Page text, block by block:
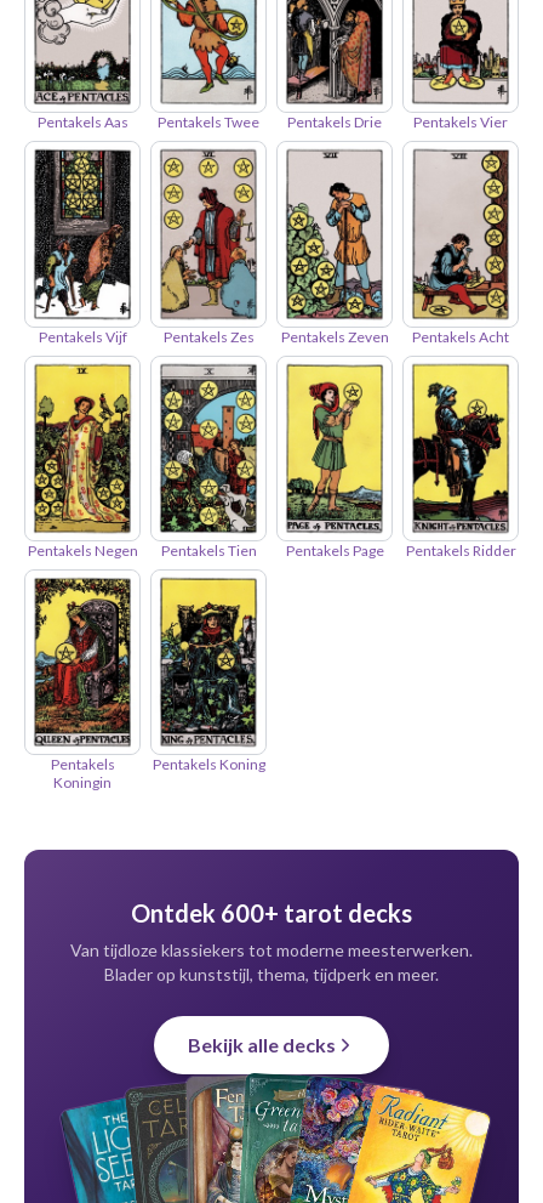
Pentakels Aas Pentakels Twee Pentakels Drie Pentakels Vier
Pentakels Vijf Pentakels Zes Pentakels Zeven Pentakels Acht
Pentakels Negen Pentakels Tien Pentakels Page Pentakels Ridder
Pentakels
Koningin
Pentakels Koning
Ontdek 600+ tarot decks
Van tijdloze klassiekers tot moderne meesterwerken.
Blader op kunststijl, thema, tijdperk en meer.
Bekijk alle decks